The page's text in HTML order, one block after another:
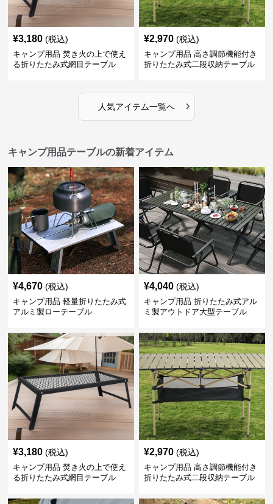
¥3,180 (税込)
キャンプ用品 焚き火の上で使え
る折りたたみ式網目テーブル
¥2,970 (税込)
キャンプ用品 高さ調節機能付き
折りたたみ式二段収納テーブル
人気アイテム一覧へ ›
キャンプ用品テーブルの新着アイテム
¥4,670 (税込)
キャンプ用品 軽量折りたたみ式
アルミ製ローテーブル
¥4,040 (税込)
キャンプ用品 折りたたみ式アル
ミ製アウトドア大型テーブル
¥3,180 (税込)
キャンプ用品 焚き火の上で使え
る折りたたみ式網目テーブル
¥2,970 (税込)
キャンプ用品 高さ調節機能付き
折りたたみ式二段収納テーブル